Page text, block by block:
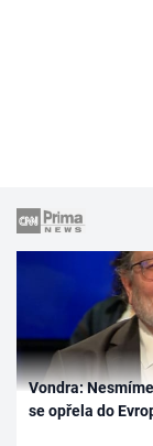
Vondra:
se opřela do